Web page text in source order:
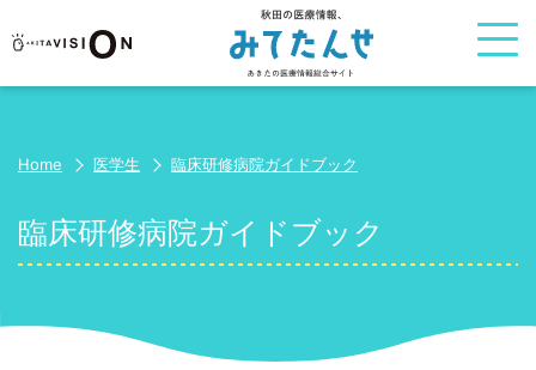
Home 医学生 臨床研修病院ガイドブック
臨床研修病院ガイドブック